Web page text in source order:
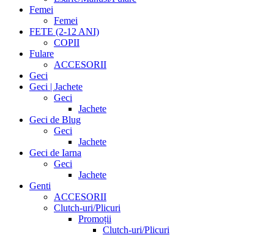
Femei
Femei
FETE (2-12 ANI)
COPII
Fulare
ACCESORII
Geci
Geci | Jachete
Geci
Jachete
Geci de Blug
Geci
Jachete
Geci de Iarna
Geci
Jachete
Genti
ACCESORII
Clutch-uri/Plicuri
Promoții
Clutch-uri/Plicuri